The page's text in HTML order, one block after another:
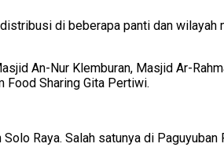
di beberapa panti dan wilayah
An-Nur Klemburan, Masjid Ar-
Food Sharing Gita Pertiwi.
Raya. Salah satunya di